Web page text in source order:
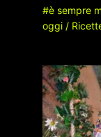
#è sempre
oggi/